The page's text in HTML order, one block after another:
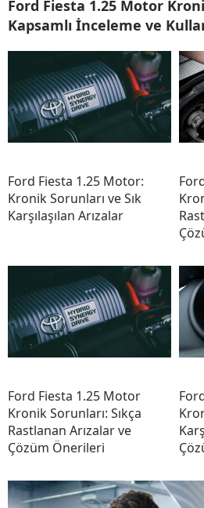
Ford Fiesta 1.25 Motor
Kapsamlı İnceleme ve
Ford Fiesta 1.25 Motor:
Kronik Sorunları ve Sık
Karşılaşılan Arızalar
Ford Fiesta 1.25 Motor
Kronik Sorunları: Sıkça
Rastlanan Arızalar ve
Çözüm Önerileri